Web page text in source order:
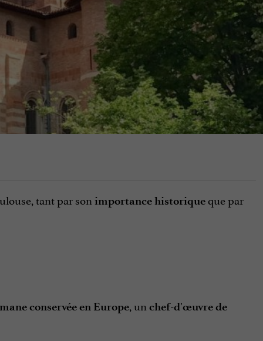
tant par son importance historiqueque par
conservée en Europe, un chef-d'œuvre de